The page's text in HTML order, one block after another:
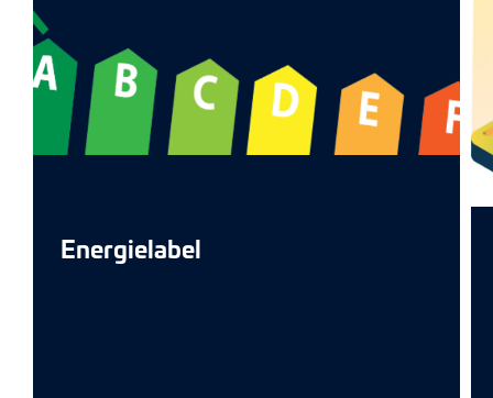
Energielabel